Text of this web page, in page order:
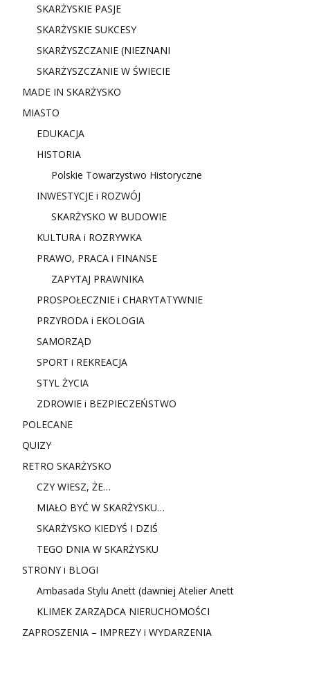
SKARŻYSKIE PASJE
SKARŻYSKIE SUKCESY
SKARŻYSZCZANIE (NIEZNANI
SKARŻYSZCZANIE W ŚWIECIE
MADE IN SKARŻYSKO
MIASTO
EDUKACJA
HISTORIA
Polskie Towarzystwo Historyczne
INWESTYCJE i ROZWÓJ
SKARŻYSKO W BUDOWIE
KULTURA i ROZRYWKA
PRAWO, PRACA i FINANSE
ZAPYTAJ PRAWNIKA
PROSPOŁECZNIE i CHARYTATYWNIE
PRZYRODA i EKOLOGIA
SAMORZĄD
SPORT i REKREACJA
STYL ŻYCIA
ZDROWIE i BEZPIECZEŃSTWO
POLECANE
QUIZY
RETRO SKARŻYSKO
CZY WIESZ, ŻE…
MIAŁO BYĆ W SKARŻYSKU…
SKARŻYSKO KIEDYŚ I DZIŚ
TEGO DNIA W SKARŻYSKU
STRONY i BLOGI
Ambasada Stylu Anett (dawniej Atelier Anett
KLIMEK ZARZĄDCA NIERUCHOMOŚCI
ZAPROSZENIA – IMPREZY i WYDARZENIA